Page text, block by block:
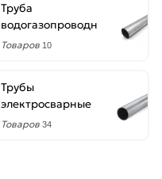
Труба
водогазопроводная
Товаров 10
Трубы
электросварные
Товаров 34